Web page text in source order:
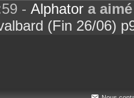
- Alphator a aimé
(Fin 26/06)